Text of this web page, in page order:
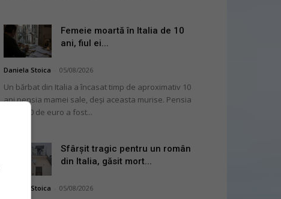
Femeie moartă în Italia de 10
ani, fiul ei...
Daniela Stoica 05/08/2026
Un bărbat din Italia a încasat timp de aproximativ 10
ani pensia mamei sale, deși aceasta murise. Pensia
de 2.000 de euro a fost...
Sfârșit tragic pentru un român
din Italia, găsit mort...
Daniela Stoica 05/08/2026